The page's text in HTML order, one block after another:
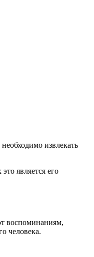
извлекать
является его
воспоминаниям,
человека.